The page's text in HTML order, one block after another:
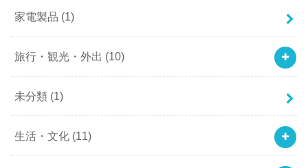
家電製品 (1)
旅行・観光・外出 (10)
未分類 (1)
生活・文化 (11)